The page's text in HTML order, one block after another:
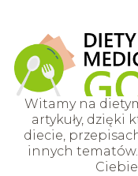
Witamy na
artykuły, dzięki
diecie,
innych